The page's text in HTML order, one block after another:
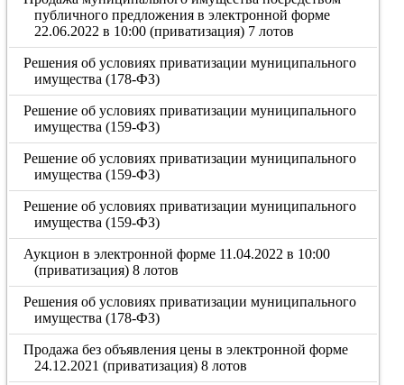
публичного предложения в электронной форме
22.06.2022 в 10:00 (приватизация) 7 лотов
Решения об условиях приватизации муниципального
имущества (178-ФЗ)
Решение об условиях приватизации муниципального
имущества (159-ФЗ)
Решение об условиях приватизации муниципального
имущества (159-ФЗ)
Решение об условиях приватизации муниципального
имущества (159-ФЗ)
Аукцион в электронной форме 11.04.2022 в 10:00
(приватизация) 8 лотов
Решения об условиях приватизации муниципального
имущества (178-ФЗ)
Продажа без объявления цены в электронной форме
24.12.2021 (приватизация) 8 лотов